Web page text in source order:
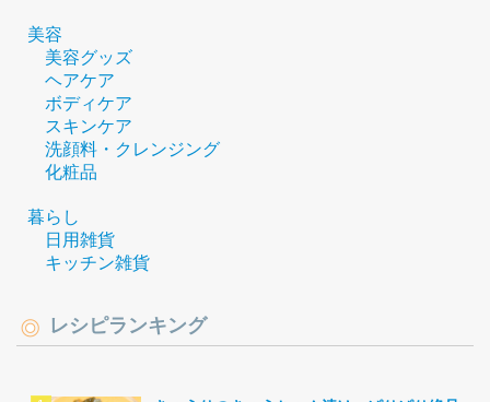
美容
美容グッズ
ヘアケア
ボディケア
スキンケア
洗顔料・クレンジング
化粧品
暮らし
日用雑貨
キッチン雑貨
レシピランキング